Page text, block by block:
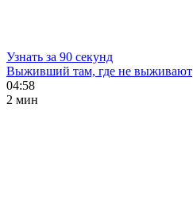
Узнать за 90 секунд
Выживший там, где не выживают
04:58
2 мин